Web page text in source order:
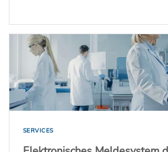
SERVICES